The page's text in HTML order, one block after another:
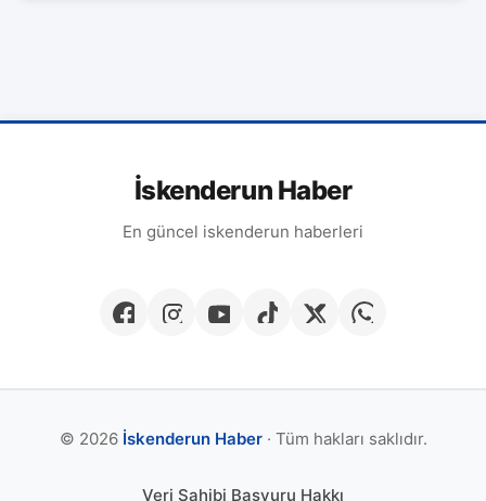
İskenderun Haber
En güncel iskenderun haberleri
© 2026 İskenderun Haber· Tüm hakları saklıdır.
Veri Sahibi Başvuru Hakkı